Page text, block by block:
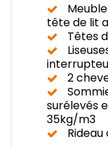
tête de lit
Têtes
2
surélevés
35kg/m3